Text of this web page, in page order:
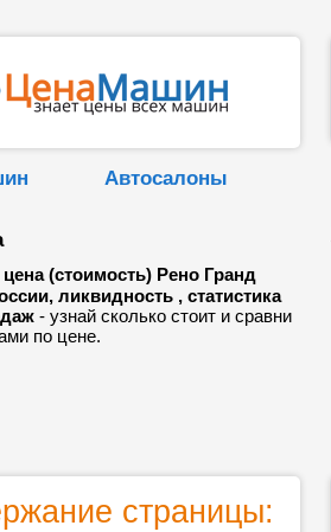
Автосалоны
(стоимость) Рено Гранд
ликвидность , статистика
- узнай сколько стоит и сравни
по цене.
страницы: